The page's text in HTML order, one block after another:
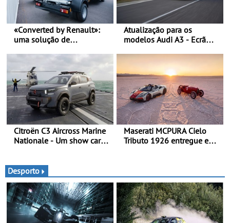
«Converted by Renault»:
uma solução de
mão - Um processo
simples, fluido e rápido,
desde a encomenda, até à
entrega (prazos de entrega
reduzidos em 30%)
Atualização para os
modelos Audi A3 - Ecrã
condução adaptativo plus,
estacion. assistido e
assistente de marcha-atrás
Citroën C3 Aircross Marine
Nationale - Um show car
inovação
Maserati MCPURA Cielo
Tributo 1926 entregue em
Desporto